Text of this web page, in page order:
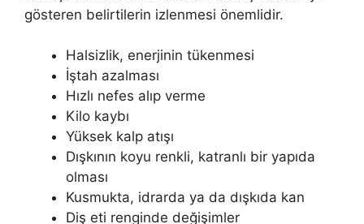
gösteren belirtilerin izlenmesi önemlidir.
Halsizlik, enerjinin tükenmesi
İştah azalması
Hızlı nefes alıp verme
Kilo kaybı
Yüksek kalp atışı
Dışkının koyu renkli, katranlı bir yapıda
olması
Kusmukta, idrarda ya da dışkıda kan
Diş eti renginde değişimler